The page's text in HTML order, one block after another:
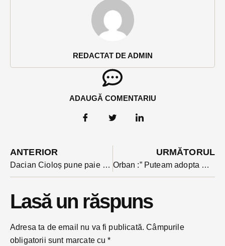
REDACTAT DE ADMIN
ADAUGĂ COMENTARIU
ANTERIOR
Dacian Cioloș pune paie pe foc înaintea întâlnirii din coaliție: ” Cîțu e un politician incompetent pe care nu te poți baza”. Ce replică i-a putut da un liberal bistrițean cu funcție în filială
URMĂTORUL
Orban :” Puteam adopta PNDL 3 fără să rupem coaliția. Nu poți conduce fără majoritate parlamentară”
Lasă un răspuns
Adresa ta de email nu va fi publicată. Câmpurile
obligatorii sunt marcate cu*